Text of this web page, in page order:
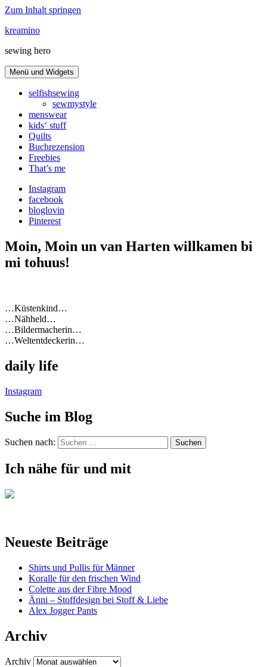
Zum Inhalt springen
kreamino
sewing hero
Menü und Widgets
selfishsewing
sewmystyle
menswear
kids‘ stuff
Quilts
Buchrezension
Freebies
That’s me
Instagram
facebook
bloglovin
Pinterest
Moin, Moin un van Harten willkamen bi
mi tohuus!
…Küstenkind…
…Nähheld…
…Bildermacherin…
…Weltentdeckerin…
daily life
Instagram
Suche im Blog
Suchen nach:
Ich nähe für und mit
Neueste Beiträge
Shirts und Pullis für Männer
Koralle für den frischen Wind
Colette aus der Fibre Mood
Änni – Stoffdesign bei Stoff & Liebe
Alex Jogger Pants
Archiv
Archiv